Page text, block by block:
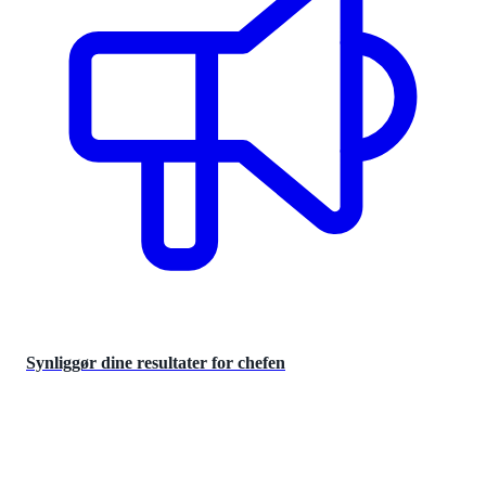
Synliggør dine resultater for chefen